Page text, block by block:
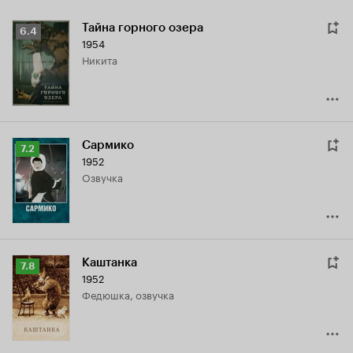
Рейтинг
Кинопоиска
6.4
6.4 Тайна горного озера
1954
Никита
Рейтинг
Кинопоиска
7.2
7.2 Сармико
1952
озвучка
Рейтинг
Кинопоиска
7.8
7.8 Каштанка
1952
Федюшка, озвучка